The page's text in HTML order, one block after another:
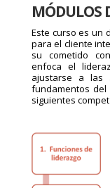
MÓDULOS
Este curso es un
para el cliente
su cometido
enfoca el
ajustarse a las
fundamentos
siguientes